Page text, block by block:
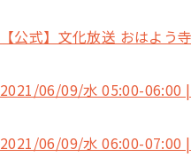
【公式】文化放送 おはよう
2021/06/09/水 05:00-06:00
2021/06/09/水 06:00-07:00